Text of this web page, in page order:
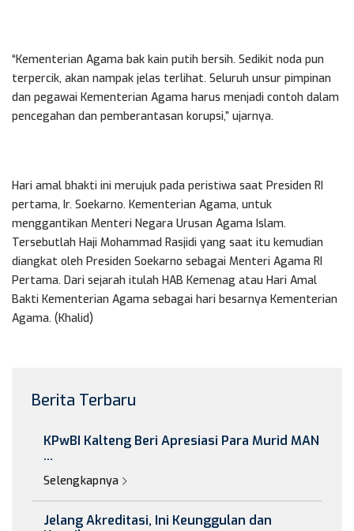
“Kementerian Agama bak kain putih bersih. Sedikit noda pun
terpercik, akan nampak jelas terlihat. Seluruh unsur pimpinan
dan pegawai Kementerian Agama harus menjadi contoh dalam
pencegahan dan pemberantasan korupsi,” ujarnya.
Hari amal bhakti ini merujuk pada peristiwa saat Presiden RI
pertama, Ir. Soekarno. Kementerian Agama, untuk
menggantikan Menteri Negara Urusan Agama Islam.
Tersebutlah Haji Mohammad Rasjidi yang saat itu kemudian
diangkat oleh Presiden Soekarno sebagai Menteri Agama RI
Pertama. Dari sejarah itulah HAB Kemenag atau Hari Amal
Bakti Kementerian Agama sebagai hari besarnya Kementerian
Agama. (Khalid)
Berita Terbaru
KPwBI Kalteng Beri Apresiasi Para Murid MAN
...
Selengkapnya
Jelang Akreditasi, Ini Keunggulan dan